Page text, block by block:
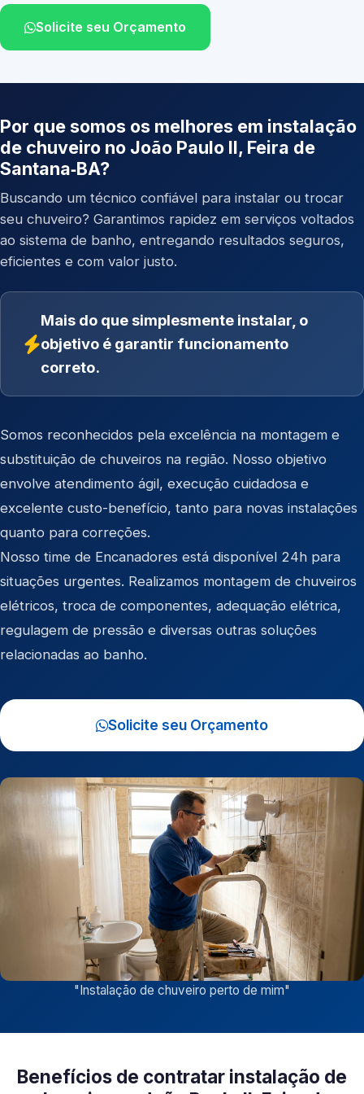
Solicite seu Orçamento
Por que somos os melhores em instalação
de chuveiro no João Paulo II, Feira de
Santana‑BA?
Buscando um técnico confiável para instalar ou trocar
seu chuveiro? Garantimos rapidez em serviços voltados
ao sistema de banho, entregando resultados seguros,
eficientes e com valor justo.
Mais do que simplesmente instalar, o
objetivo é garantir funcionamento
correto.
Somos reconhecidos pela excelência na montagem e
substituição de chuveiros na região. Nosso objetivo
envolve atendimento ágil, execução cuidadosa e
excelente custo-benefício, tanto para novas instalações
quanto para correções.
Nosso time de Encanadores está disponível 24h para
situações urgentes. Realizamos montagem de chuveiros
elétricos, troca de componentes, adequação elétrica,
regulagem de pressão e diversas outras soluções
relacionadas ao banho.
Solicite seu Orçamento
"Instalação de chuveiro perto de mim"
Benefícios de contratar instalação de